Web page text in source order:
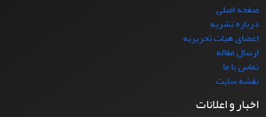
صفحه اصلی
درباره نشریه
اعضای هیات تحریریه
ارسال مقاله
تماس با ما
نقشه سایت
اخبار و اعلانات